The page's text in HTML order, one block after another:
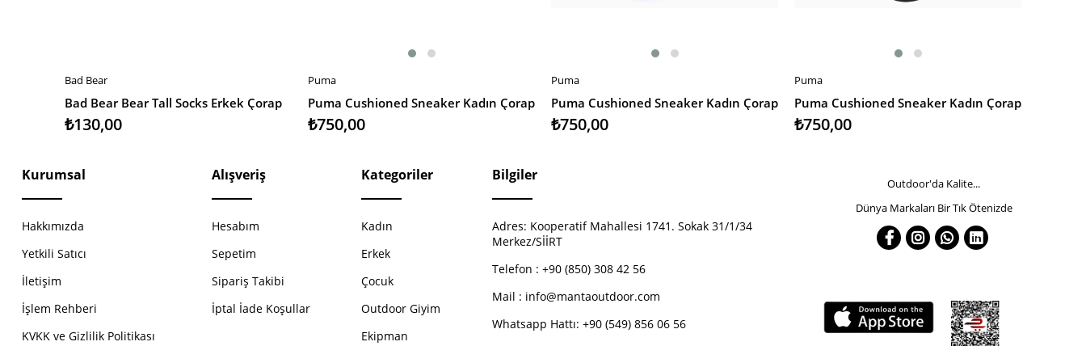
SEPETE EKLE
Bad Bear
Bad Bear Bear Tall Socks Erkek Çorap
₺130,00
SEPETE EKLE
Puma
Puma Cushioned Sneaker Kadın Çorap
₺750,00
SEPETE EKLE
Puma
Puma Cushioned Sneaker Kadın Çorap
₺750,00
SEPETE EKLE
Puma
Puma Cushioned Sneaker Kadın Çorap
₺750,00
Kurumsal
Hakkımızda
Yetkili Satıcı
İletişim
İşlem Rehberi
KVKK ve Gizlilik Politikası
Alışveriş
Hesabım
Sepetim
Sipariş Takibi
İptal İade Koşullar
Kategoriler
Kadın
Erkek
Çocuk
Outdoor Giyim
Ekipman
Bilgiler
Adres: Kooperatif Mahallesi 1741. Sokak 31/1/34
Merkez/SİİRT
Telefon : +90 (850) 308 42 56
Mail : info@mantaoutdoor.com
Whatsapp Hattı: +90 (549) 856 06 56
Outdoor'da Kalite...
Dünya Markaları Bir Tık Ötenizde